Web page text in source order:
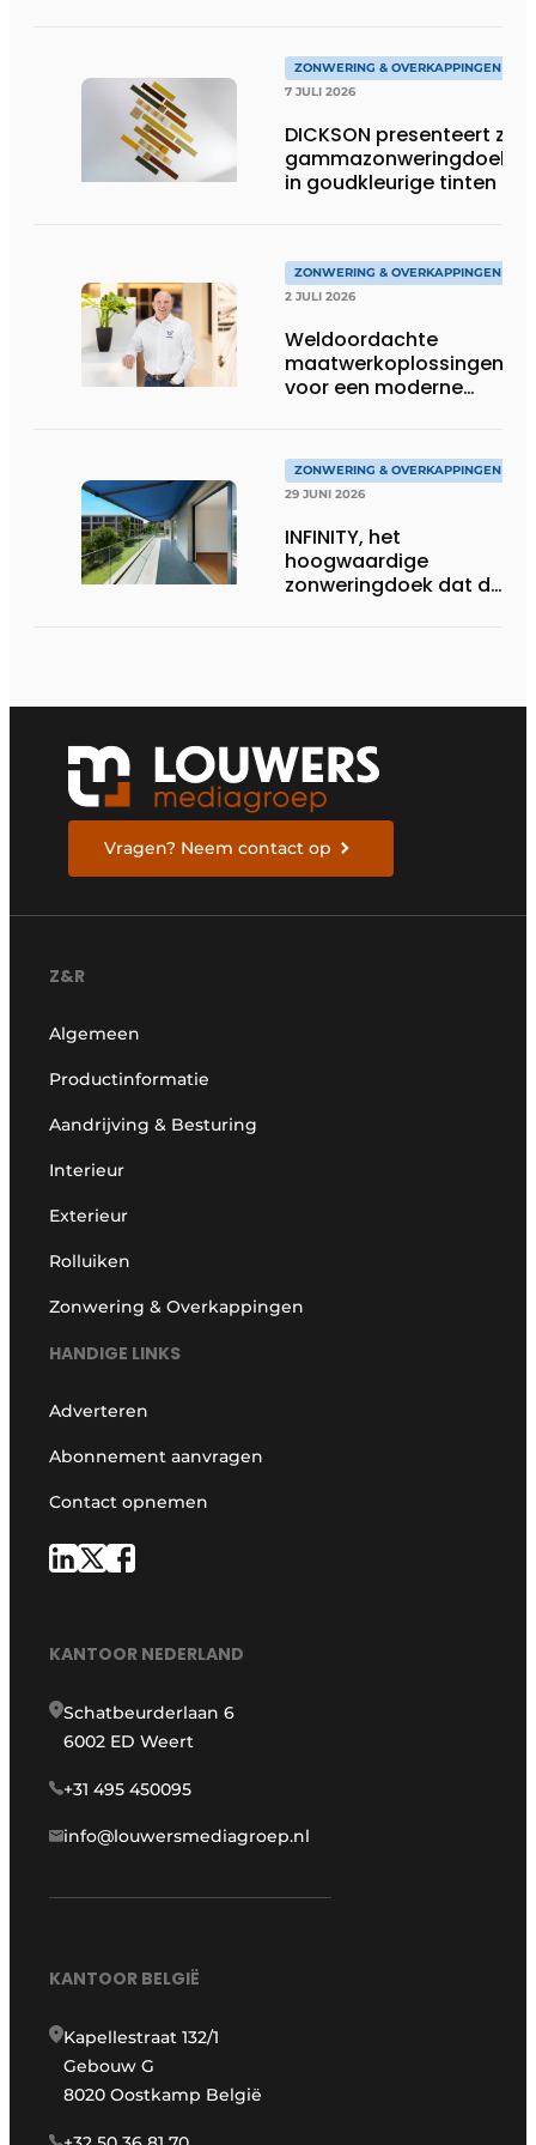
ZONWERING & OVERKAPPINGEN
7 JULI 2026
DICKSON presenteert zijn
gammazonweringdoeken
in goudkleurige tinten
ZONWERING & OVERKAPPINGEN
2 JULI 2026
Weldoordachte
maatwerkoplossingen
voor een moderne
ZONWERING & OVERKAPPINGEN
29 JUNI 2026
INFINITY, het
hoogwaardige
zonweringdoek dat de
Vragen? Neem contact op
Z&R
Algemeen
Productinformatie
Aandrijving & Besturing
Interieur
Exterieur
Rolluiken
Zonwering & Overkappingen
HANDIGE LINKS
Adverteren
Abonnement aanvragen
Contact opnemen
KANTOOR NEDERLAND
Schatbeurderlaan 6
6002 ED Weert
+31 495 450095
info@louwersmediagroep.nl
KANTOOR BELGIË
Kapellestraat 132/1
Gebouw G
8020 Oostkamp België